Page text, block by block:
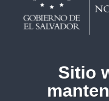
Sitio